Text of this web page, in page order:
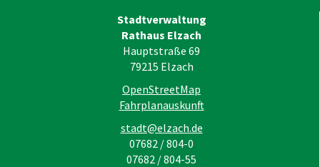
Stadtverwaltung
Rathaus Elzach
Hauptstraße 69
79215 Elzach
OpenStreetMap
Fahrplanauskunft
stadt@elzach.de
07682 / 804-0
07682 / 804-55